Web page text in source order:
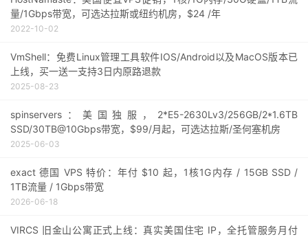
量/1Gbps带宽，可选达拉斯或纽约机房，$24 /年
2022-10-02
VmShell：免费Linux管理工具软件IOS/Android以及MacOS版本已
上线，买一送一支持3日内原路退款
2025-08-23
spinservers：美国独服，2*E5-2630Lv3/256GB/2*1.6TB
SSD/30TB@10Gbps带宽，$99/月起，可选达拉斯/圣何塞机房
2025-06-03
exact 德国 VPS 特价：年付 $10 起，1核1G内存 / 15GB SSD /
1TB流量 / 1Gbps带宽
2026-06-18
VIRCS 旧金山公寓正式上线：真实美国住宅 IP，全托管服务月付